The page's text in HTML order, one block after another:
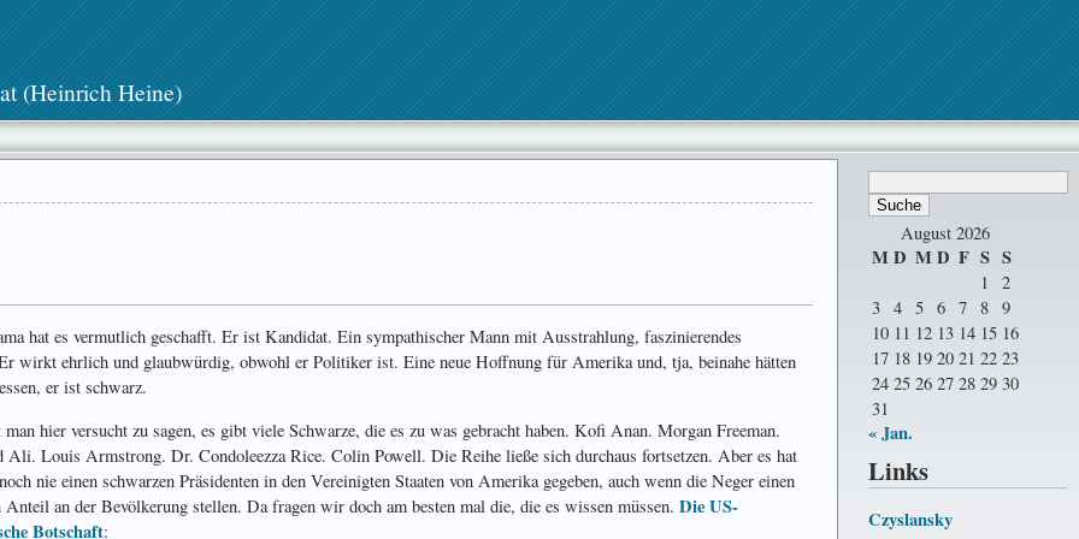
(Heinrich Heine)
August 2026
MD MD F S S
1
2
3 4 5 6 7 8 9
10 11 12 13 14 15 16
17 18 19 20 21 22 23
24 25 26 27 28 29 30
31
« Jan.
Links
Czyslansky
hat es vermutlich geschafft. Er ist Kandidat. Ein sympathischer Mann mit Ausstrahlung, faszinierendes
wirkt ehrlich und glaubwürdig, obwohl er Politiker ist. Eine neue Hoffnung für Amerika und, tja, beinahe hätten
er ist schwarz.
hier versucht zu sagen, es gibt viele Schwarze, die es zu was gebracht haben. Kofi Anan. Morgan Freeman.
Ali. Louis Armstrong. Dr. Condoleezza Rice. Colin Powell. Die Reihe ließe sich durchaus fortsetzen. Aber es hat
nie einen schwarzen Präsidenten in den Vereinigten Staaten von Amerika gegeben, auch wenn die Neger einen
Anteil an der Bevölkerung stellen. Da fragen wir doch am besten mal die, die es wissen müssen. Die US-
Botschaft: